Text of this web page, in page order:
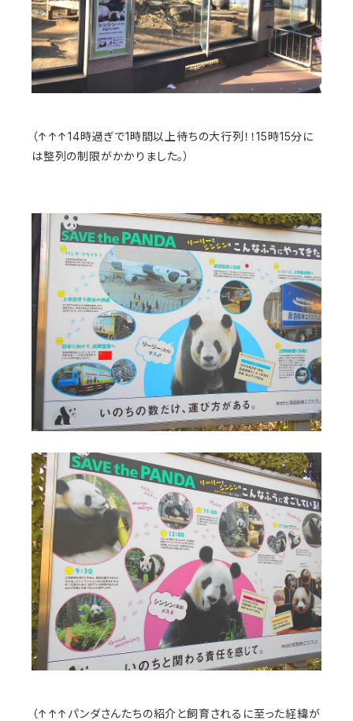
（↑↑↑14時過ぎで1時間以上待ちの大行列！！15時15分に
は整列の制限がかかりました。）
（↑↑↑パンダさんたちの紹介と飼育されるに至った経緯が